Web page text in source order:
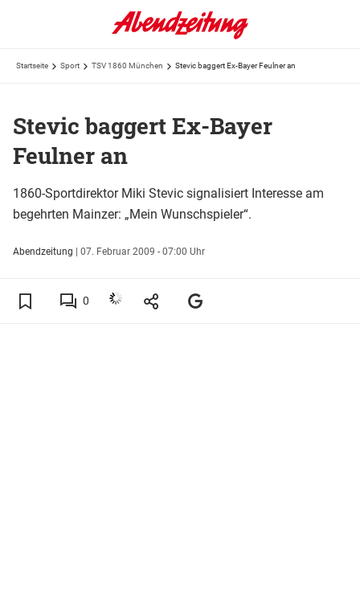
Startseite Sport TSV 1860 München Stevic baggert Ex-Bayer Feulner an
Stevic baggert Ex-Bayer
Feulner an
1860-Sportdirektor Miki Stevic signalisiert Interesse am
begehrten Mainzer: „Mein Wunschspieler“.
Abendzeitung | 07. Februar 2009 - 07:00 Uhr
0